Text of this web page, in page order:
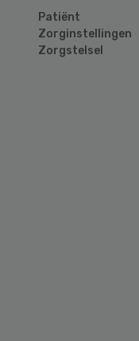
Patiënt
Zorginstellingen
Zorgstelsel